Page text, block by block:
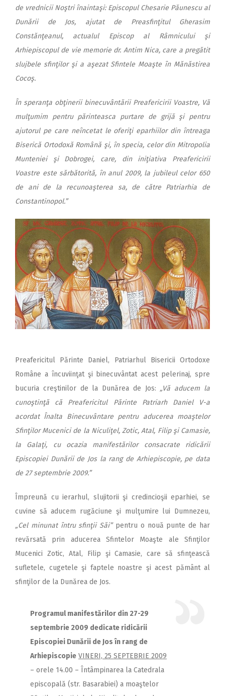
de vrednicii Noştri înaintaşi: Episcopul Chesarie Păunescu al
Dunării de Jos, ajutat de Preasfinţitul Gherasim
Constănţeanul, actualul Episcop al Râmnicului şi
Arhiepiscopul de vie memorie dr. Antim Nica, care a pregătit
slujbele sfinţilor şi a aşezat Sfintele Moaşte în Mănăstirea
Cocoş.
În speranţa obţinerii binecuvântării Preafericirii Voastre, Vă
mulţumim pentru părinteasca purtare de grijă şi pentru
ajutorul pe care neîncetat le oferiţi eparhiilor din întreaga
Biserică Ortodoxă Română şi, în specia, celor din Mitropolia
Munteniei şi Dobrogei, care, din iniţiativa Preafericirii
Voastre este sărbătorită, în anul 2009, la jubileul celor 650
de ani de la recunoaşterea sa, de către Patriarhia de
Constantinopol.”
Preafericitul Părinte Daniel, Patriarhul Bisericii Ortodoxe
Române a încuviinţat şi binecuvântat acest pelerinaj, spre
bucuria creştinilor de la Dunărea de Jos: „Vă aducem la
cunoştinţă că Preafericitul Părinte Patriarh Daniel V-a
acordat Înalta Binecuvântare pentru aducerea moaştelor
Sfinţilor Mucenici de la Niculiţel, Zotic, Atal, Filip şi Camasie,
la Galaţi, cu ocazia manifestărilor consacrate ridicării
Episcopiei Dunării de Jos la rang de Arhiepiscopie, pe data
de 27 septembrie 2009.”
Împreună cu ierarhul, slujitorii şi credincioşii eparhiei, se
cuvine să aducem rugăciune şi mulţumire lui Dumnezeu,
„Cel minunat întru sfinţii Săi”pentru o nouă punte de har
revărsată prin aducerea Sfintelor Moaşte ale Sfinţilor
Mucenici Zotic, Atal, Filip şi Camasie, care să sfinţească
sufletele, cugetele şi faptele noastre şi acest pământ al
sfinţilor de la Dunărea de Jos.
Programul manifestărilor din 27-29
septembrie 2009 dedicate ridicării
Episcopiei Dunării de Jos în rang de
Arhiepiscopie VINERI, 25 SEPTEBRIE 2009
– orele 14.00 – Întâmpinarea la Catedrala
episcopală (str. Basarabiei) a moaştelor